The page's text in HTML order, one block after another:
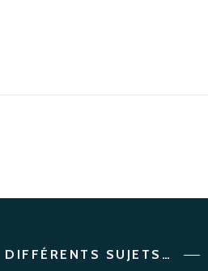
DIFFÉRENTS SUJETS…